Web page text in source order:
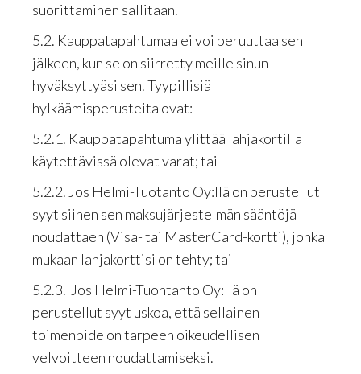
suorittaminen sallitaan.
5.2. Kauppatapahtumaa ei voi peruuttaa sen
jälkeen, kun se on siirretty meille sinun
hyväksyttyäsi sen. Tyypillisiä
hylkäämisperusteita ovat:
5.2.1. Kauppatapahtuma ylittää lahjakortilla
käytettävissä olevat varat; tai
5.2.2. Jos Helmi-Tuotanto Oy:llä on perustellut
syyt siihen sen maksujärjestelmän sääntöjä
noudattaen (Visa- tai MasterCard-kortti), jonka
mukaan lahjakorttisi on tehty; tai
5.2.3. Jos Helmi-Tuontanto Oy:llä on
perustellut syyt uskoa, että sellainen
toimenpide on tarpeen oikeudellisen
velvoitteen noudattamiseksi.